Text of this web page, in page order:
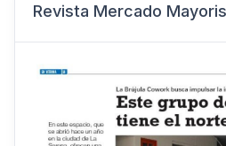
Revista Mercado